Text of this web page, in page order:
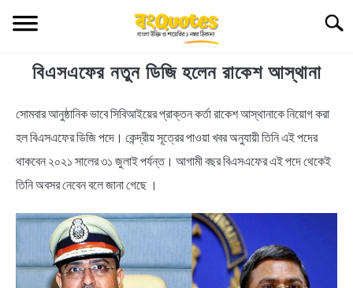
TECHNOLOGY
HEALTH & LIFESTYLE
BIOGRAPHY
BENGALI WISHES
বিএসএফের নতুন ডিজি হলেন রাকেশ আস্থানা
in
News
সোমবার আনুষ্ঠানিক ভাবে সিবিআইয়ের প্রাক্তন কর্তা রাকেশ আস্থানাকে নিয়োগ করা
হল বিএসএফের ডিজি পদে। কেন্দ্রীয় সূত্রের পাওয়া খবর অনুযায়ী তিনি এই পদের
থাকবেন ২০২১ সালের ৩১ জুলাই পর্যন্ত। আগামী বছর বিএসএফের এই পদে থেকেই
তিনি অবসর নেবেন বলে জানা গেছে ।